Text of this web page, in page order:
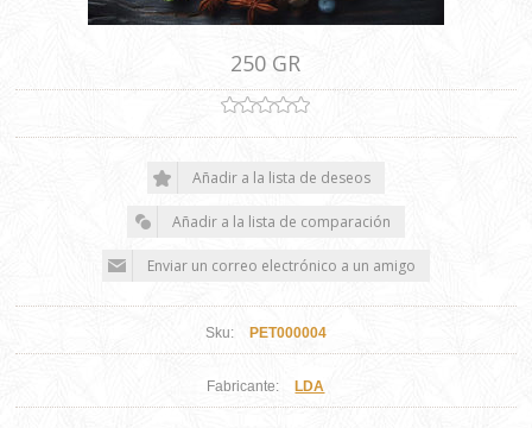
250 GR
Sku: PET000004
Fabricante: LDA